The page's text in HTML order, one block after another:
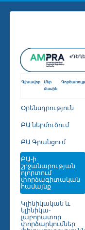
Գլխավոր
Մեր
մասին
Օրենսդրություն
ԲԱ ներմուծում
ԲԱ Գրանցում
ԲԱ-ի
շրջանարության
ոլորտում
փորձագիտական
համայնք
Կլինիկական և
կլինիկա-
լաբորատոր
փորձարկումներ